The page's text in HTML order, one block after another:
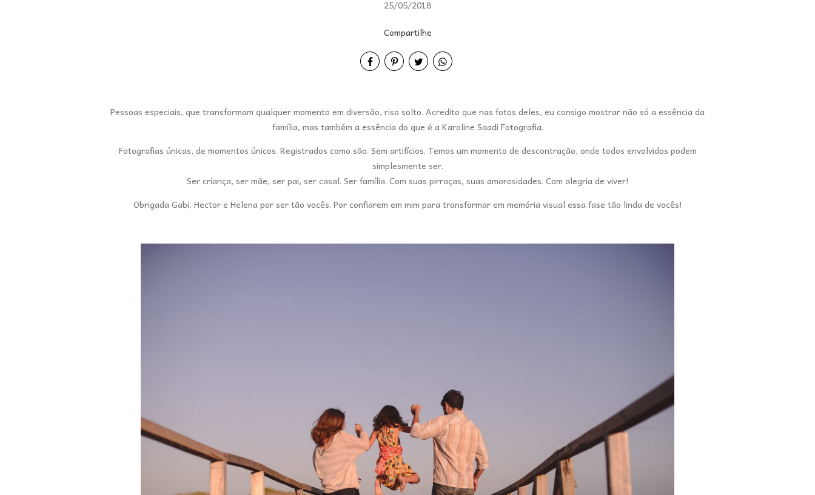
25/05/2018
Compartilhe
Pessoas especiais, que transformam qualquer momento em diversão, riso solto. Acredito que nas fotos deles, eu consigo mostrar não só a essência da
família, mas também a essência do que é a Karoline Saadi Fotografia.
Fotografias únicas, de momentos únicos. Registrados como são. Sem artifícios. Temos um momento de descontração, onde todos envolvidos podem
simplesmente ser.
Ser criança, ser mãe, ser pai, ser casal. Ser família. Com suas pirraças, suas amorosidades. Com alegria de viver!
Obrigada Gabi, Hector e Helena por ser tão vocês. Por confiarem em mim para transformar em memória visual essa fase tão linda de vocês!